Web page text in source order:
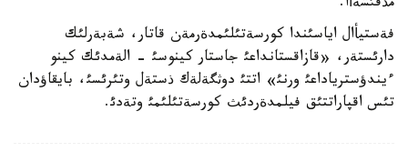
مذقئشةأا.
فةستيأال اياسئندا كورسةتئلئمدةرمةن قاتار، شةبةرلئك
دارئستةر، «قازاقستانداعئ جاستار كينوسئ - الةمدئك كينو
ءيندؤسترياداعئ ورنئ» اتتئ دوثگةلةك ذستةل وتئرئسئ، بايقاؤدان
تئس اقپاراتتئق فيلمدةردئث كورسةتئلئمئ وتةدئ.